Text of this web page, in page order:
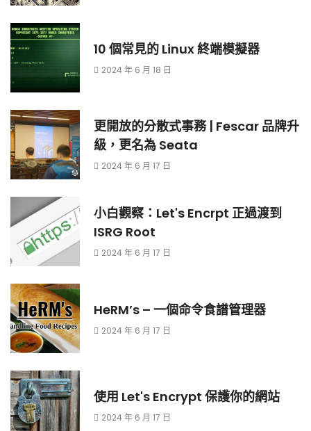
10 個常見的 Linux 終端模擬器
2024 年 6 月 18 日
更開放的分散式事務 | Fescar 品牌升
級，更名為 Seata
2024 年 6 月 17 日
小白觀察：Let's Encrpt 正過渡到
ISRG Root
2024 年 6 月 17 日
HeRM’s – 一個命令食譜管理器
2024 年 6 月 17 日
使用 Let's Encrypt 保護你的網站
2024 年 6 月 17 日